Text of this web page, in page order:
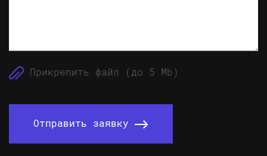
Прикрепить файл (до 5 Mb)
Отправить заявку